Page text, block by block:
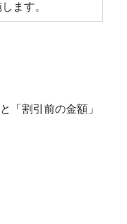
ます。
「割引前の金額」